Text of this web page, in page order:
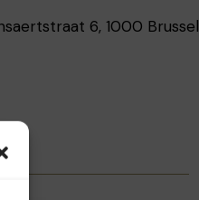
6, 1000 Brussel